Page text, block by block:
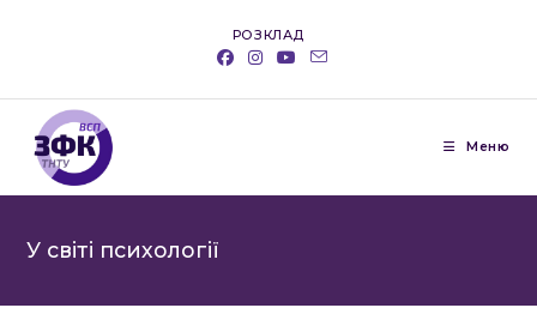
РОЗКЛАД
Меню
У світі психології